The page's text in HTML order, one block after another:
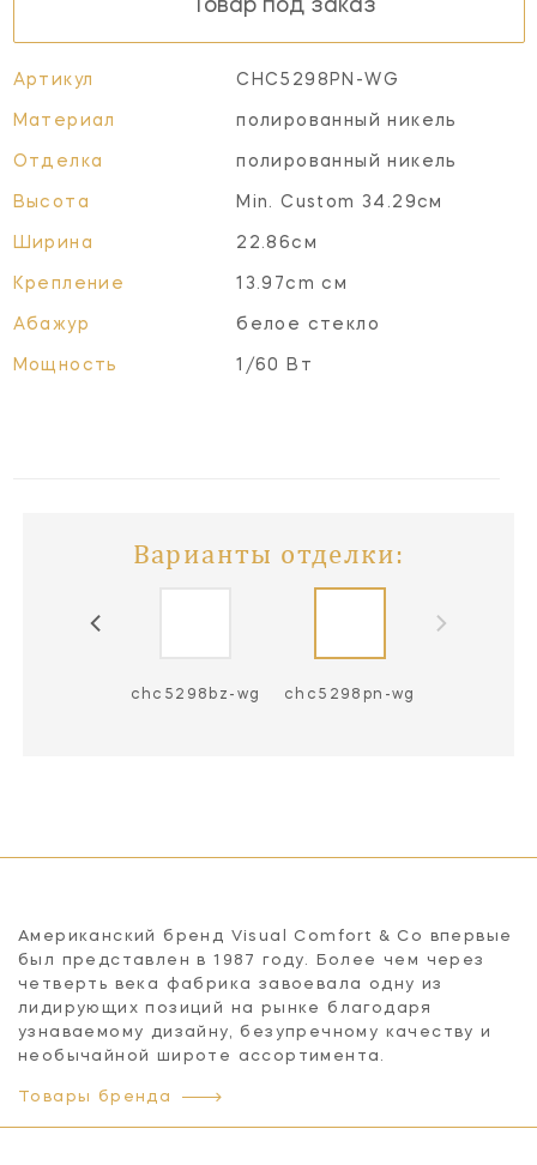
Товар под заказ
Артикул CHC5298PN-WG
Материал полированный никель
Отделка полированный никель
Высота Min. Custom 34.29см
Ширина 22.86см
Крепление 13.97cm см
Абажур белое стекло
Мощность 1/60 Вт
Варианты отделки:
chc5298bz-wg chc5298pn-wg
Американский бренд Visual Comfort & Co впервые
был представлен в 1987 году. Более чем через
четверть века фабрика завоевала одну из
лидирующих позиций на рынке благодаря
узнаваемому дизайну, безупречному качеству и
необычайной широте ассортимента.
Товары бренда